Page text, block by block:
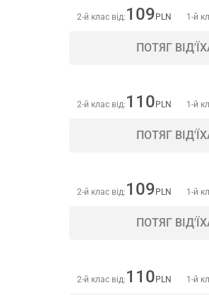
2-й клас від: 109 PLN 1-й
ПОТЯГ
2-й клас від: 110 PLN 1-й
ПОТЯГ
2-й клас від: 109 PLN 1-й
ПОТЯГ
2-й клас від: 110 PLN 1-й